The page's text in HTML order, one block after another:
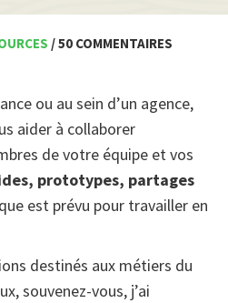
/ 50 COMMENTAIRES
ou au sein d’un agence,
aider à collaborer
de votre équipe et vos
prototypes, partages
est prévu pour travailler en
destinés aux métiers du
souvenez-vous, j’ai